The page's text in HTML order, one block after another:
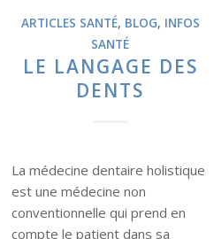
ARTICLES SANTÉ, BLOG, INFOS
SANTÉ
LE LANGAGE DES
DENTS
La médecine dentaire holistique
est une médecine non
conventionnelle qui prend en
compte le patient dans sa